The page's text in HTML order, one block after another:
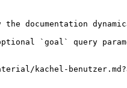
documentation
`goal` query
kachel-